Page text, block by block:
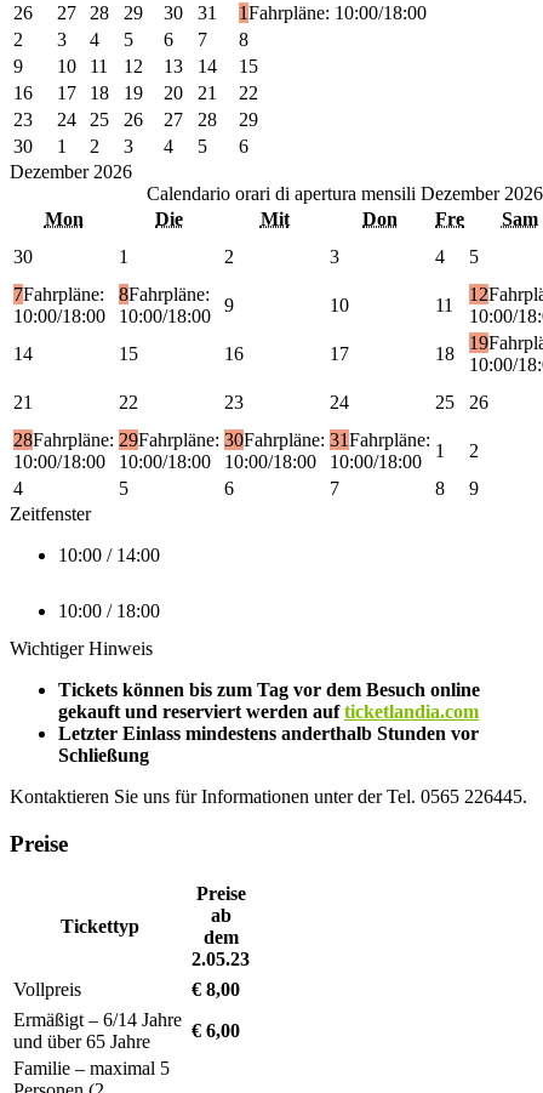
26
27 28 29 30 31 1Fahrpläne: 10:00/18:00
2
3 4 5 6 7
8
9
10 11 12 13 14
15
16
17 18 19 20 21
22
23
24 25 26 27 28
29
30
1 2 3 4 5
6
Dezember 2026
Calendario orari di apertura mensili Dezember 2026
Mon
Die Mit Don Fre
Sam
30
1 2 3 4
5
7Fahrpläne:
10:00/18:00
8Fahrpläne:
10:00/18:00
9 10 11
12
10:00/
14
15 16 17 18
19
10:00/
21
22 23 24 25
26
28Fahrpläne:
10:00/18:00
29Fahrpläne:
10:00/18:00
30Fahrpläne:
10:00/18:00
31Fahrpläne:
10:00/18:00
1
2
4
5 6 7 8
9
Zeitfenster
10:00 / 14:00
10:00 / 18:00
Wichtiger Hinweis
Tickets können bis zum Tag vor dem Besuch online
gekauft und reserviert werden aufticketlandia.com
Letzter Einlass mindestens anderthalb Stunden vor
Schließung
Kontaktieren Sie uns für Informationen unter der Tel. 0565 226445.
Preise
Tickettyp
Preise
ab
dem
2.05.23
Vollpreis
€ 8,00
Ermäßigt – 6/14 Jahre
und über 65 Jahre
€ 6,00
Familie – maximal 5